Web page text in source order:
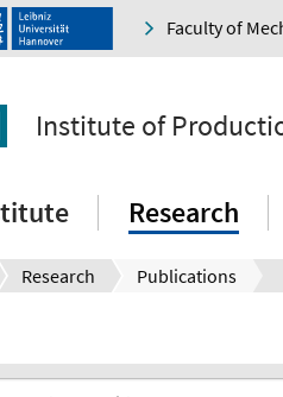
Faculty of
Institute of
Research
Research Publications